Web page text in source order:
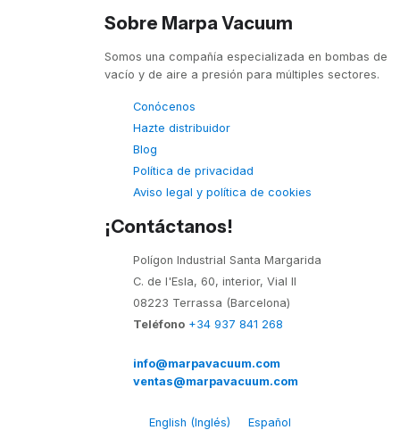
Sobre Marpa Vacuum
Somos una compañía especializada en bombas de
vacío y de aire a presión para múltiples sectores.
Conócenos
Hazte distribuidor
Blog
Política de privacidad
Aviso legal y política de cookies
¡Contáctanos!
Polígon Industrial Santa Margarida
C. de l'Esla, 60, interior, Vial II
08223 Terrassa (Barcelona)
Teléfono +34 937 841 268
info@marpavacuum.com
ventas@marpavacuum.com
English (Inglés)
Español